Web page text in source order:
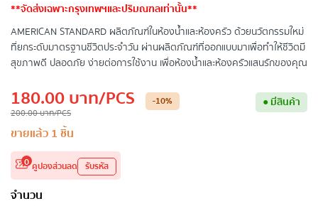
**จัดส่งเฉพาะกรุงเทพฯและปริมณฑลเท่านั้น**
AMERICAN STANDARD ผลิตภัณฑ์ในห้องน้ำและห้องครัว ด้วยนวัตกรรมใหม่
ที่ยกระดับมาตรฐานชีวิตประจำวัน ผ่านผลิตภัณฑ์ที่ออกแบบมาเพื่อทำให้ชีวิตมี
สุขภาพดี ปลอดภัย ง่ายต่อการใช้งาน เพื่อห้องน้ำและห้องครัวแสนรักของคุณ
180.00บาท/PCS
200.00บาท/PCS
-10% ●มีสินค้า
ขายแล้ว1ชิ้น
0 คูปองส่วนลด รับรหัส
จำนวน